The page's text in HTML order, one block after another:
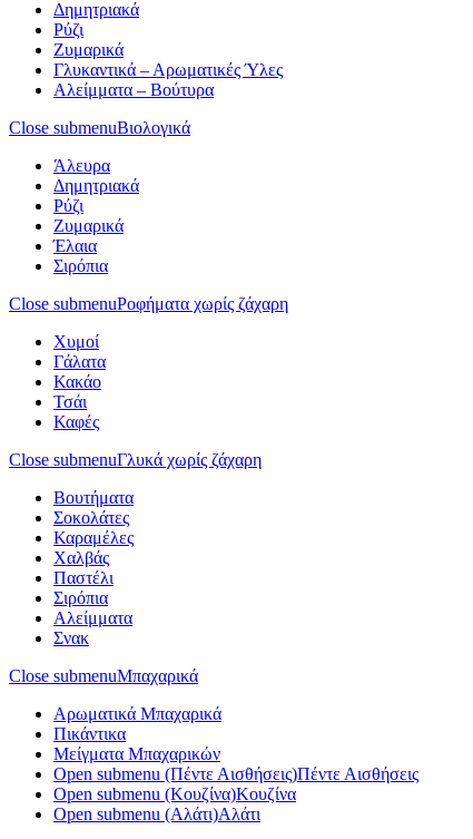
Δημητριακά
Ρύζι
Ζυμαρικά
Γλυκαντικά – Αρωματικές Ύλες
Αλείμματα – Βούτυρα
Close submenuΒιολογικά
Άλευρα
Δημητριακά
Ρύζι
Ζυμαρικά
Έλαια
Σιρόπια
Close submenuΡοφήματα χωρίς ζάχαρη
Χυμοί
Γάλατα
Κακάο
Τσάι
Καφές
Close submenuΓλυκά χωρίς ζάχαρη
Βουτήματα
Σοκολάτες
Καραμέλες
Χαλβάς
Παστέλι
Σιρόπια
Αλείμματα
Σνακ
Close submenuΜπαχαρικά
Αρωματικά Μπαχαρικά
Πικάντικα
Μείγματα Μπαχαρικών
Open submenu (Πέντε Αισθήσεις)Πέντε Αισθήσεις
Open submenu (Κουζίνα)Κουζίνα
Open submenu (Αλάτι)Αλάτι